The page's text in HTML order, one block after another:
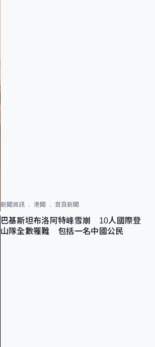
新聞資訊 港聞 首頁新聞
巴基斯坦布洛阿特峰雪崩 10人國際登
山隊全數罹難 包括一名中國公民